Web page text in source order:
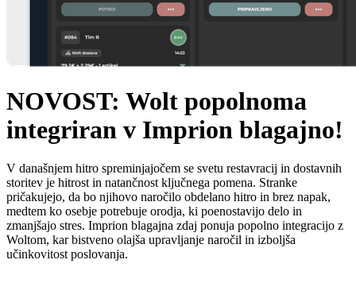
NOVOST: Wolt popolnoma
integriran v Imprion blagajno!
V današnjem hitro spreminjajočem se svetu restavracij in dostavnih
storitev je hitrost in natančnost ključnega pomena. Stranke
pričakujejo, da bo njihovo naročilo obdelano hitro in brez napak,
medtem ko osebje potrebuje orodja, ki poenostavijo delo in
zmanjšajo stres. Imprion blagajna zdaj ponuja popolno integracijo z
Woltom, kar bistveno olajša upravljanje naročil in izboljša
učinkovitost poslovanja.